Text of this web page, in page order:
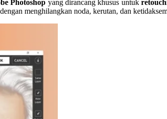
Photoshop yang dirancang khusus untuk
dengan menghilangkan noda, kerutan, dan